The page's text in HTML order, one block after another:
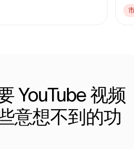
YouTube 视频
意想不到的功